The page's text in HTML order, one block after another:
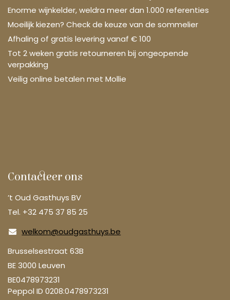
Enorme wijnkelder, weldra meer dan 1.000 referenties
Moeilijk kiezen? Check de keuze van de sommelier
Afhaling of gratis levering vanaf € 100
Tot 2 weken gratis retourneren bij ongeopende
verpakking
Veilig online betalen met Mollie
Contacteer ons
’t Oud Gasthuys BV
Tel. +32 475 37 85 25
welkom@oudgasthuys.be
Brusselsestraat 63B
BE 3000 Leuven
BE0478973231
Peppol ID 0208:0478973231